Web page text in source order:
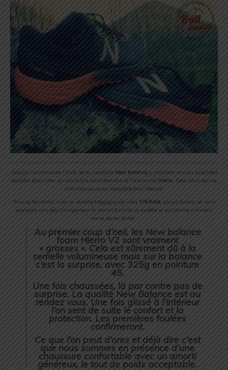
Depuis l’annonce de l’arrêt de la Leadville New balance a vraiment mis les bouchées
doubles pour créer un mix entre cette dernière et l’ancienne Hierro. Cela nous donne
une chaussure au caractère bien trempé.
Plus de flexibilité, avec la semelle Megagrip de chez VIBRAM, plus d’amorti en sont
quelques-uns des changement et points forts de ce modèle et qui donne vraiment
envie de les tester.
Au premier coup d’oeil, les New balance
foam Hierro V2 sont vraiment
« grosses ». Cela est sûrement dû à la
semelle volumineuse mais sur la balance
c’est la surprise, avec 325g en pointure
45.
Une fois chaussées, là par contre pas de
surprise. La qualité New Balance est au
rendez vous. Une fois glissé à l’intérieur
l’on sent de suite le confort et la
protection. Les premières foulées
confirmeront.
Ce que l’on peut d’ores et déjà dire c’est
que nous sommes en présence d’une
chaussure confortable avec un amorti
généreux, le tout de poids acceptable.